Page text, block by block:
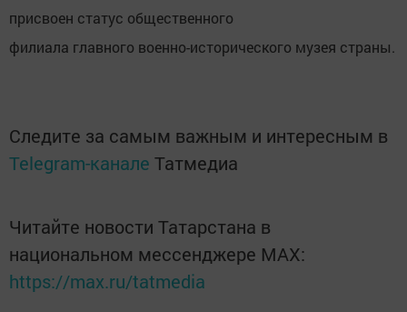
присвоен статус общественного
филиала главного военно-исторического музея страны.
Следите за самым важным и интересным в
Telegram-канале Татмедиа
Читайте новости Татарстана в
национальном мессенджере MАХ:
https://max.ru/tatmedia